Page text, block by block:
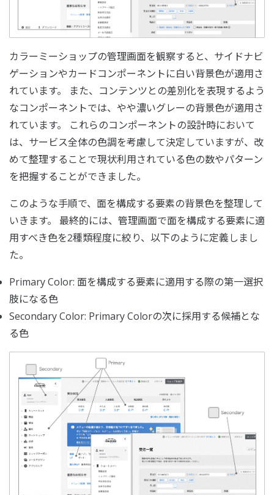
カラーミーショップの管理画面を観察すると、サイドナビ
ゲーションやカードコンポーネントに白い背景色が適用さ
れています。 また、コンテンツとの差別化を表現するよう
なコンポーネントでは、やや濃いグレーの背景色が適用さ
れています。 これらのコンポーネントの設計時において
は、サービス全体の色調を考慮して決定していますが、改
めて整理することで現状利用されている色の数やパターン
を把握することができました。
このような手順で、面を構成する要素の背景色を整理して
いきます。 最終的には、管理画面で面を構成する要素に適
用すべき色を2種類程度に絞り、以下のように定義しまし
た。
Primary Color: 面を構成する要素に適用する際の第一選択
肢になる色
Secondary Color: Primary Colorの次に採用する候補とな
る色